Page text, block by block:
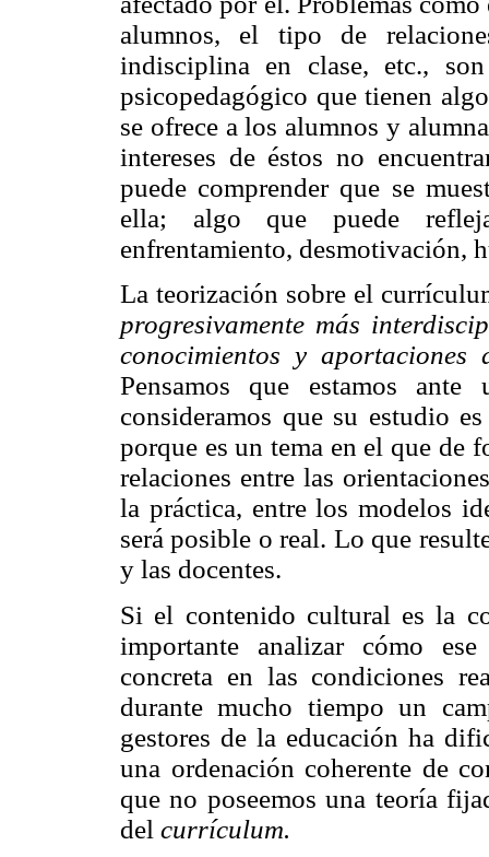
alumnos, el tipo de
indisciplina en clase, etc.,
psicopedagógico que tienen
se ofrece a los alumnos y
intereses de éstos no
puede comprender que se
ella; algo que puede
enfrentamiento, desmotivación,
La teorización sobre el
progresivamente más
conocimientos y
Pensamos que estamos
consideramos que su estudio
porque es un tema en el que de
relaciones entre las
la práctica, entre los modelos
será posible o real. Lo que
y las docentes.
Si el contenido cultural es la
importante analizar cómo
concreta en las condiciones
durante mucho tiempo un
gestores de la educación ha
una ordenación coherente de
que no poseemos una teoría
del currículum.